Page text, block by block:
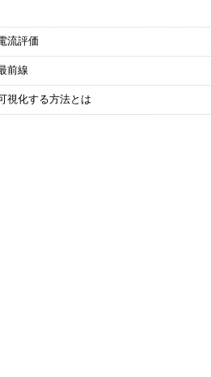
流評価
前線
視化する方法とは